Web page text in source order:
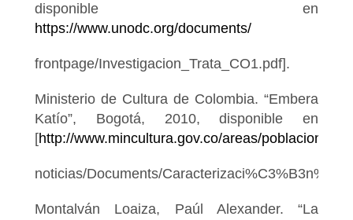
disponible en
https://www.unodc.org/documents/
frontpage/Investigacion_Trata_CO1.pdf].
Ministerio de Cultura de Colombia. “Embera
Katío”, Bogotá, 2010, disponible en
[http://www.mincultura.gov.co/areas/poblaciones/
noticias/Documents/
Montalván Loaiza, Paúl Alexander. “La